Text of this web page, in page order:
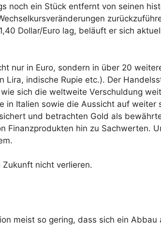
noch ein Stück entfernt von seinen
Dollar/Euro lag, beläuft er sich
nur in Euro, sondern in über 20
Lira, indische Rupie etc.). Der
sich die weltweite Verschuldung
in Italien sowie die Aussicht auf weiter
und betrachten Gold als
Finanzprodukten hin zu Sachwerten.
nicht verlieren.
meist so gering, dass sich ein Abbau